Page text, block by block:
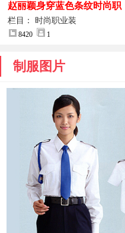
赵丽颖身穿蓝色条纹时尚职
业装图片
栏目： 时尚职业装
8420 1
制服图片